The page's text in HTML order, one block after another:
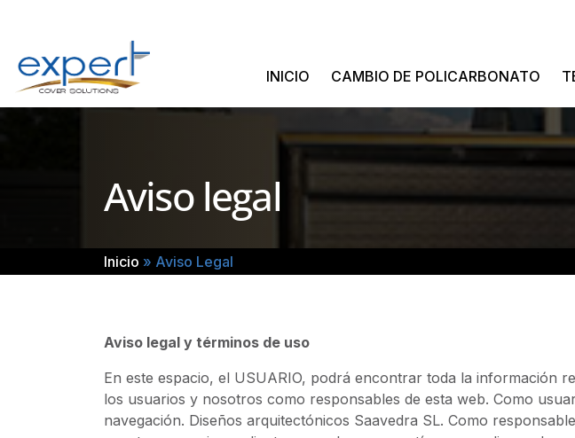
INICIO CAMBIO DE POLICARBONATO
Aviso legal
Inicio » Aviso Legal
Aviso legal y términos de uso
En este espacio, el USUARIO, podrá encontrar toda la información
los usuarios y nosotros como responsables de esta web. Como
navegación. Diseños arquitectónicos Saavedra SL. Como